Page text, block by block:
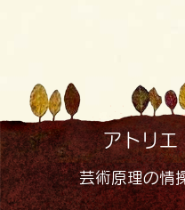
アトリエ
芸術原理の情